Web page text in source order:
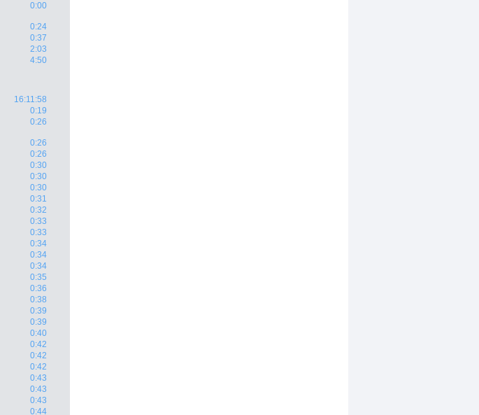
0:00
0:24
0:37
2:03
4:50
16:11:58
0:19
0:26
0:26
0:26
0:30
0:30
0:30
0:31
0:32
0:33
0:33
0:34
0:34
0:34
0:35
0:36
0:38
0:39
0:39
0:40
0:42
0:42
0:42
0:43
0:43
0:43
0:44